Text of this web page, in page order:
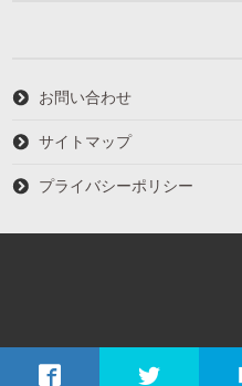
お問い合わせ
サイトマップ
プライバシーポリシー